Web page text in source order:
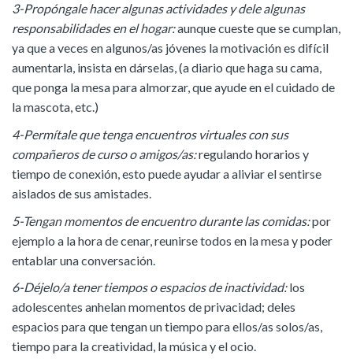
3-Propóngale hacer algunas actividades y dele algunas
responsabilidades en el hogar:aunque cueste que se cumplan,
ya que a veces en algunos/as jóvenes la motivación es difícil
aumentarla, insista en dárselas, (a diario que haga su cama,
que ponga la mesa para almorzar, que ayude en el cuidado de
la mascota, etc.)
4-Permítale que tenga encuentros virtuales con sus
compañeros de curso o amigos/as:regulando horarios y
tiempo de conexión, esto puede ayudar a aliviar el sentirse
aislados de sus amistades.
5-Tengan momentos de encuentro durante las comidas:por
ejemplo a la hora de cenar, reunirse todos en la mesa y poder
entablar una conversación.
6-Déjelo/a tener tiempos o espacios de inactividad:los
adolescentes anhelan momentos de privacidad; deles
espacios para que tengan un tiempo para ellos/as solos/as,
tiempo para la creatividad, la música y el ocio.